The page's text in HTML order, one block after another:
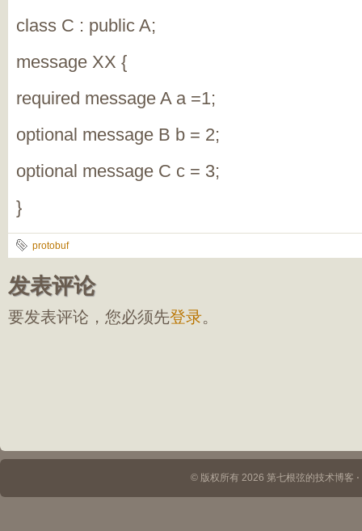
class C : public A;
message XX {
required message A a =1;
optional message B b = 2;
optional message C c = 3;
}
protobuf
发表评论
要发表评论，您必须先登录。
© 版权所有 2026 第七根弦的技术博客